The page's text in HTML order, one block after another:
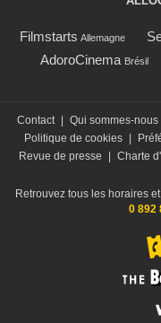
Filmstarts Allemagne
AdoroCinema Brésil
Contact | Qui sommes-nous
Politique de cookies |
Revue de presse
| Charte
Retrouvez tous les horaires
0 892